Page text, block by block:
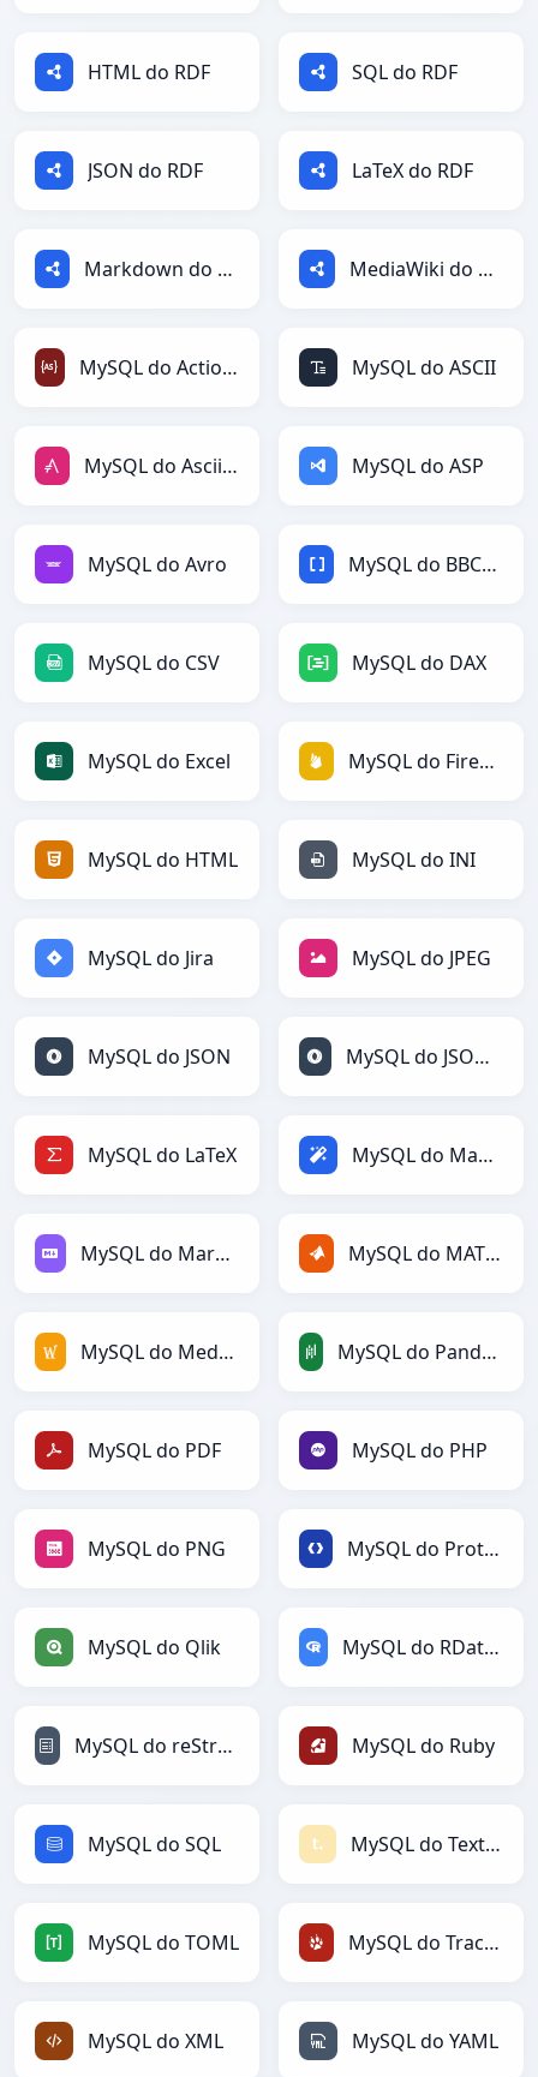
HTML do RDF SQL do RDF
JSON do RDF LaTeX do RDF
Markdown do RDF MediaWiki do RDF
MySQL do ActionScript MySQL do ASCII
MySQL do AsciiDoc MySQL do ASP
MySQL do Avro MySQL do BBCode
MySQL do CSV MySQL do DAX
MySQL do Excel MySQL do Firebase
MySQL do HTML MySQL do INI
MySQL do Jira MySQL do JPEG
MySQL do JSON MySQL do JSONLines
MySQL do LaTeX MySQL do Magic
MySQL do Markdown MySQL do MATLAB
MySQL do MediaWiki MySQL do PandasDataFrame
MySQL do PDF MySQL do PHP
MySQL do PNG MySQL do Protobuf
MySQL do Qlik MySQL do RDataFrame
MySQL do reStructuredText MySQL do Ruby
MySQL do SQL MySQL do Textile
MySQL do TOML MySQL do TracWiki
MySQL do XML MySQL do YAML